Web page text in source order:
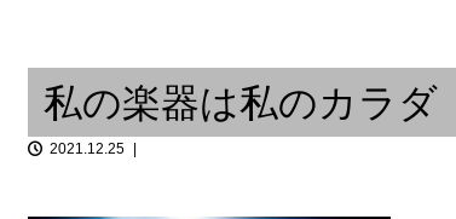
From Occide...
Beginning of
私の楽器は私のカラダ
2021.12.25